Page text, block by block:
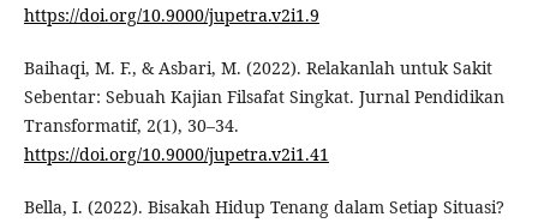
https://doi.org/10.9000/jupetra.v2i1.9
Baihaqi, M. F., & Asbari, M. (2022). Relakanlah untuk Sakit
Sebentar: Sebuah Kajian Filsafat Singkat. Jurnal Pendidikan
Transformatif, 2(1), 30–34.
https://doi.org/10.9000/jupetra.v2i1.41
Bella, I. (2022). Bisakah Hidup Tenang dalam Setiap Situasi?